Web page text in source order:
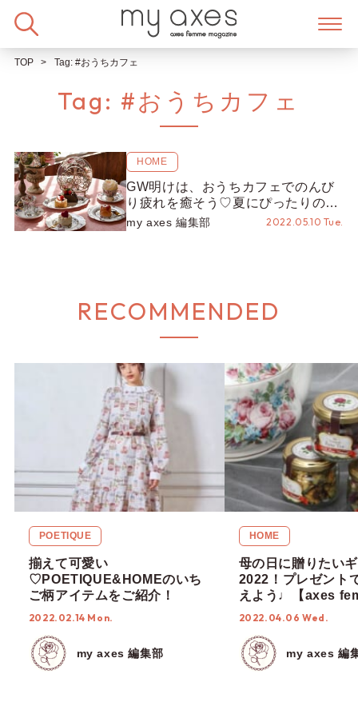
TOP Tag: #おうちカフェ
Tag: #おうちカフェ
HOME
GW明けは、おうちカフェでのんび
り疲れを癒そう♡夏にぴったりの爽
やかなクリア食器をご紹介！
my axes 編集部 2022.05.10 Tue.
RECOMMENDED
POETIQUE
揃えて可愛い
♡POETIQUE&HOMEのいち
ご柄アイテムをご紹介！
2022.02.14 Mon.
my axes 編集部
HOME
母の日に贈りたい
2022！プレゼント
えよう♩【axes
HOME】
2022.04.06 Wed.
my axes 編